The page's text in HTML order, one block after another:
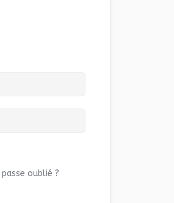
oublié ?